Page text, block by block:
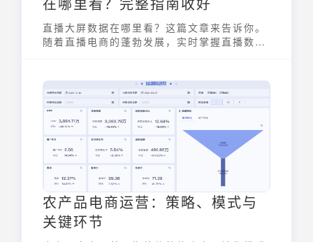
直播大屏数据在哪里看？这篇文章来告诉你。
随着直播电商的蓬勃发展，实时掌握直播数据
看方法，助你轻松掌握直播动态，优化运营策
略，决胜直播电商。
农产品电商运营：策略、模式与
关键环节